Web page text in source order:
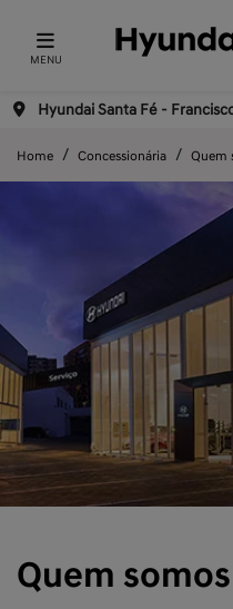
MENU
Hyundai Santa Fé -
Home Concessionária Quem
Quem somos